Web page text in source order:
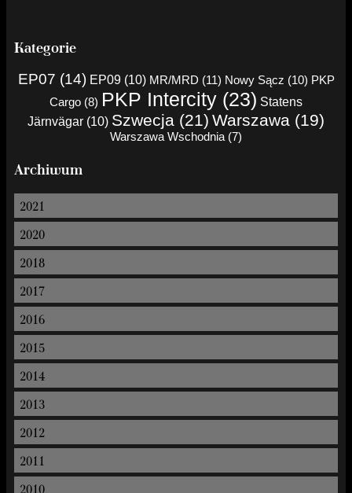
Kategorie
EP07 (14) EP09 (10) MR/MRD (11) Nowy Sącz (10) PKP
Cargo (8) PKP Intercity (23) Statens
Järnvägar (10) Szwecja (21) Warszawa (19)
Warszawa Wschodnia (7)
Archiwum
2021
2020
2018
2017
2016
2015
2014
2013
2012
2011
2010